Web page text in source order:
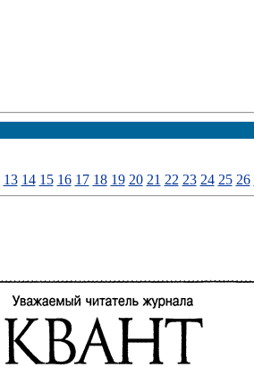
13 14 15 16 17 18 19 20 21 22 23 24 25 26